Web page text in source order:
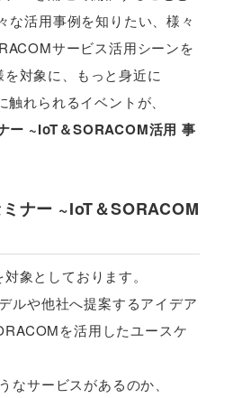
な活用事例を知りたい、様々
サービス活用シーンを
対象に、もっと身近に
れられるイベントが、
ー ~IoT＆SORACOM活用 事
ナー ~IoT＆SORACOM
象としております。
ルや他社へ提案するアイデア
を活用したユースケ
なサービスがあるのか、